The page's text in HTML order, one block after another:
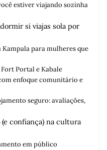
estiver viajando sozinha
si viajas sola por
para mulheres que
Fort Portal e Kabale
enfoque comunitário e
seguro: avaliações,
confiança) na cultura
em público